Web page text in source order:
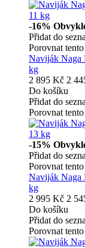
-16%
Přidat do
Porovnat
Naviják Naga
kg
2 895 Kč 2
Do košíku
Přidat do
Porovnat
-15%
Přidat do
Porovnat
Naviják Naga
kg
2 995 Kč 2
Do košíku
Přidat do
Porovnat